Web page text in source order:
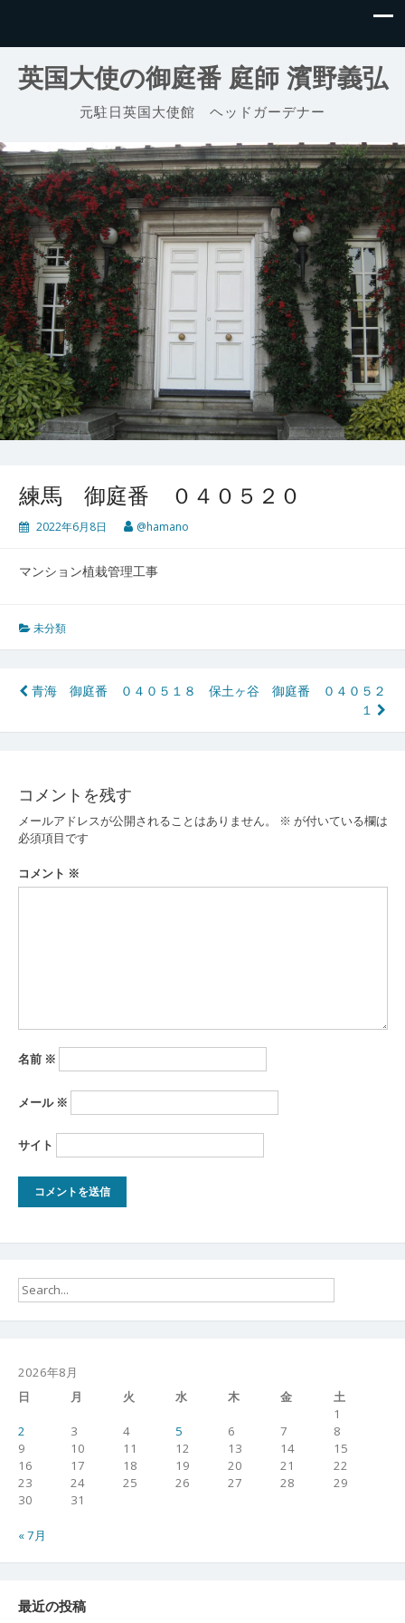
英国大使の御庭番 庭師 濱野義弘
元駐日英国大使館 ヘッドガーデナー
練馬 御庭番 ０４０５２０
2022年6月8日 @hamano
マンション植栽管理工事
未分類
投
稿
ビ
ゲ
ー
シ
青海 御庭番 ０４０５１８
保土ヶ谷 御庭番 ０４０５２
１
コメントを残す
メールアドレスが公開されることはありません。 ※ が付いている欄は
必須項目です
コメント ※
名前 ※
メール ※
サイト
2026年8月
日
月 火 水 木 金
土
1
2
3 4 5 6 7
8
9
10 11 12 13 14
15
16
17 18 19 20 21
22
23
24 25 26 27 28
29
30
31
« 7月
最近の投稿